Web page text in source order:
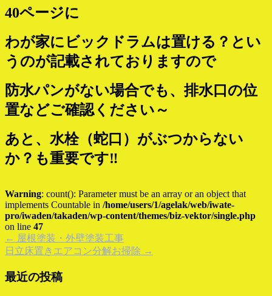
40ページに
わが家にビックドラムは置ける？とい
うのが記載されておりますので
防水パンがない場合でも、排水口の位
置などご確認ください～
あと、水栓（蛇口）がぶつからない
か？も重要です‼
Warning: count(): Parameter must be an array or an object that
implements Countable in /home/users/1/agelak/web/iwate-
pro/iwaden/takaden/wp-content/themes/biz-vektor/single.php
on line 47
← 屋根塗装・外壁塗装工事
日立床置きエアコン分解お掃除 →
最近の投稿